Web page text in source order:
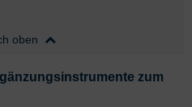
oben
zum